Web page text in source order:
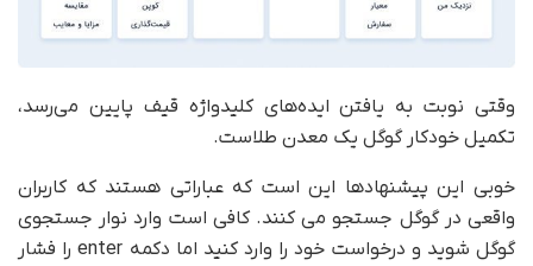
وقتی نوبت به یافتن ایده‌های کلیدواژه قیف پایین می‌رسد،
تکمیل خودکار گوگل یک معدن طلاست.
خوبی این پیشنهادها این است که عباراتی هستند که کاربران
واقعی در گوگل جستجو می کنند. کافی است وارد نوار جستجوی
گوگل شوید و درخواست خود را وارد کنید اما دکمه enter را فشار